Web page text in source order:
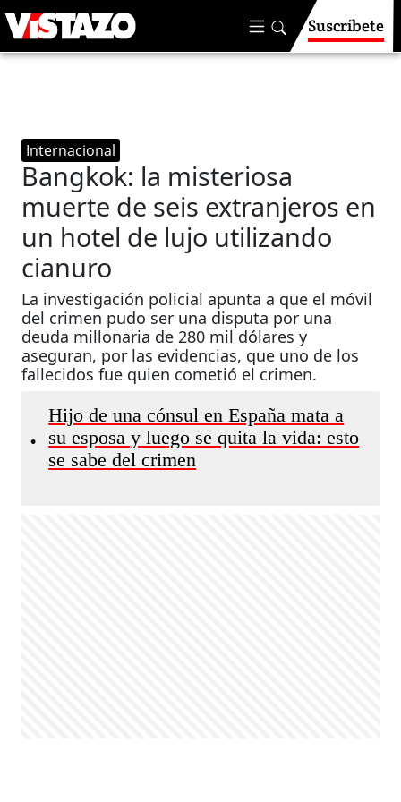
Suscríbete
Internacional
Bangkok: la misteriosa
muerte de seis extranjeros en
un hotel de lujo utilizando
cianuro
La investigación policial apunta a que el móvil
del crimen pudo ser una disputa por una
deuda millonaria de 280 mil dólares y
aseguran, por las evidencias, que uno de los
fallecidos fue quien cometió el crimen.
•
Hijo de una cónsul en España mata a
su esposa y luego se quita la vida: esto
se sabe del crimen